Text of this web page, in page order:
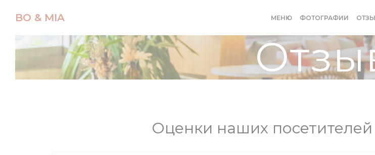
BO & MIA МЕНЮ ФОТОГРАФИИ
Оценки наших посетителей